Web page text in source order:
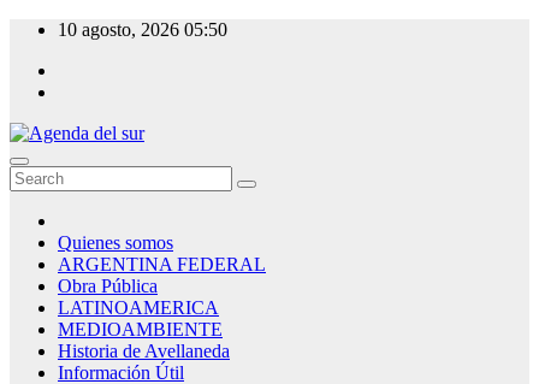
Skip
content
10 agosto, 2026 05:50
Agenda del sur
Quienes somos
ARGENTINA FEDERAL
Obra Pública
LATINOAMERICA
MEDIOAMBIENTE
Historia de Avellaneda
Información Útil